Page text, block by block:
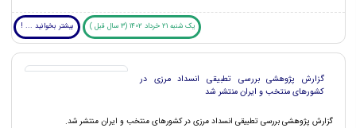
یک شنبه 21 خرداد 1402 (3 سال قبل ) بیشتر بخوانید ... !
گزارش پژوهشی بررسی تطبیقی انسداد مرزی در
کشورهای منتخب و ایران منتشر شد
گزارش پژوهشی بررسی تطبیقی انسداد مرزی در کشورهای منتخب و ایران منتشر شد.